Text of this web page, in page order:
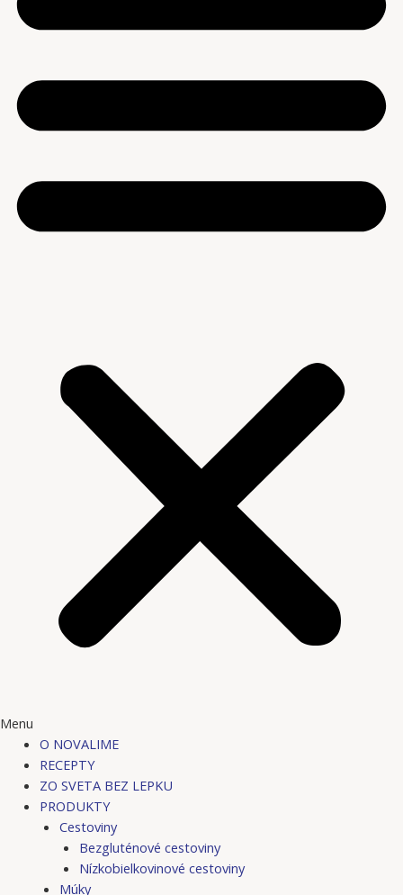
Menu
O NOVALIME
RECEPTY
ZO SVETA BEZ LEPKU
PRODUKTY
Cestoviny
Bezgluténové cestoviny
Nízkobielkovinové cestoviny
Múky